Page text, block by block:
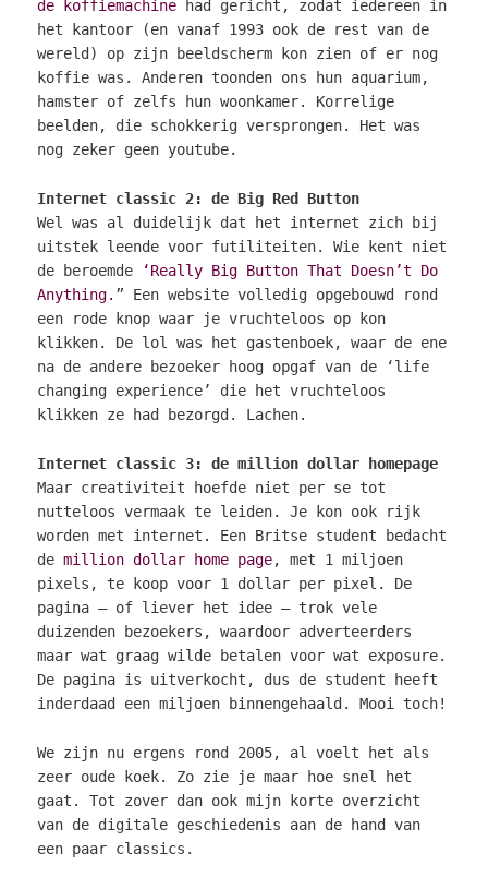
de koffiemachine had gericht, zodat iedereen in
het kantoor (en vanaf 1993 ook de rest van de
wereld) op zijn beeldscherm kon zien of er nog
koffie was. Anderen toonden ons hun aquarium,
hamster of zelfs hun woonkamer. Korrelige
beelden, die schokkerig versprongen. Het was
nog zeker geen youtube.
Internet classic 2: de Big Red Button
Wel was al duidelijk dat het internet zich bij
uitstek leende voor futiliteiten. Wie kent niet
de beroemde
‘Really Big Button That Doesn’t Do
Anything. ” Een website volledig opgebouwd rond
een rode knop waar je vruchteloos op kon
klikken. De lol was het gastenboek, waar de ene
na de andere bezoeker hoog opgaf van de ‘life
changing experience’ die het vruchteloos
klikken ze had bezorgd. Lachen.
Internet classic 3: de million dollar homepage
Maar creativiteit hoefde niet per se tot
nutteloos vermaak te leiden. Je kon ook rijk
worden met internet. Een Britse student bedacht
demillion dollar home page, met 1 miljoen
pixels, te koop voor 1 dollar per pixel. De
pagina – of liever het idee – trok vele
duizenden bezoekers, waardoor adverteerders
maar wat graag wilde betalen voor wat exposure.
De pagina is uitverkocht, dus de student heeft
inderdaad een miljoen binnengehaald. Mooi toch!
We zijn nu ergens rond 2005, al voelt het als
zeer oude koek. Zo zie je maar hoe snel het
gaat. Tot zover dan ook mijn korte overzicht
van de digitale geschiedenis aan de hand van
een paar classics.